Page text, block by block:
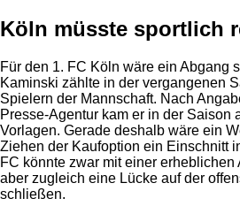
Köln müsste sportlich
Für den 1. FC Köln wäre ein Abgang
Kaminski zählte in der vergangenen
Spielern der Mannschaft. Nach
Presse-Agentur kam er in der Saison
Vorlagen. Gerade deshalb wäre ein
Ziehen der Kaufoption ein Einschnitt
FC könnte zwar mit einer
aber zugleich eine Lücke auf der
schließen.